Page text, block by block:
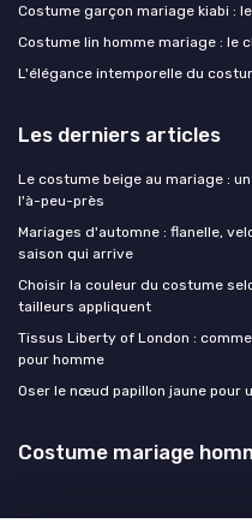
Costume garçon mariage kiabi :
Costume lin homme mariage : le
L'élégance intemporelle du
Les derniers articles
Le costume beige au mariage :
l'à-peu-près
Mariages d'automne : flanelle,
saison qui arrive
Choisir la couleur du costume
tailleurs appliquent
Tissus Liberty of London :
pour homme
Oser le nœud papillon jaune pour
Costume mariage